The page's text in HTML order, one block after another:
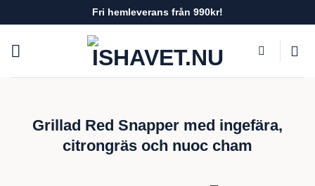
to
content
Fri hemleverans från 990kr!
Grillad Red Snapper med ingefära,
citrongräs och nuoc cham